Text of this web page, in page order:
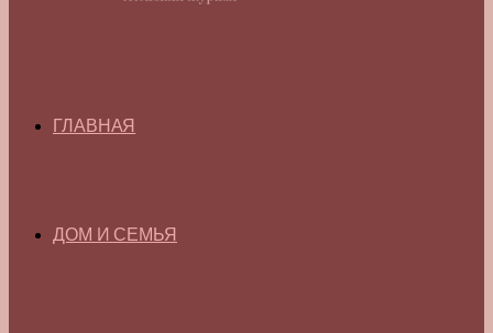
ГЛАВНАЯ
ДОМ И СЕМЬЯ